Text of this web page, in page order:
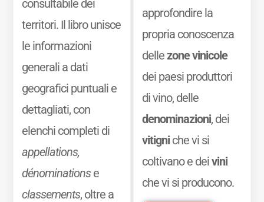
consultabile dei
territori. Il libro unisce
le informazioni
generali a dati
geografici puntuali e
dettagliati, con
elenchi completi di
appellations,
dénominationse
classements, oltre a
approfondire la
propria conoscenza
dellezone vinicole
dei paesi produttori
di vino, delle
denominazioni, dei
vitigniche vi si
coltivano e deivini
che vi si producono.